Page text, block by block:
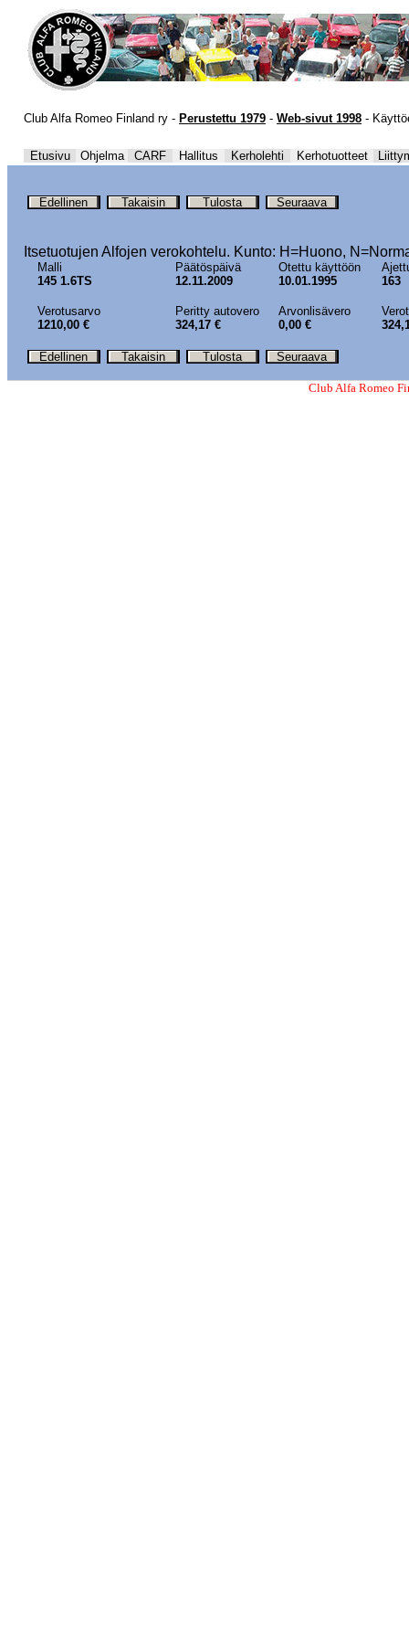
Club Alfa Romeo Finland ry - Perustettu 1979 - Web-sivut 1998 -
Etusivu Ohjelma CARF Hallitus Kerholehti Kerhotuotteet
Edellinen Takaisin Tulosta Seuraava
Itsetuotujen Alfojen verokohtelu. Kunto: H=Huono,
Malli Päätöspäivä Otettu käyttöön
145 1.6TS
12.11.2009 10.01.1995 163
Verotusarvo Peritty autovero Arvonlisävero
1210,00 €
324,17 € 0,00 €
Edellinen Takaisin Tulosta Seuraava
Club Alfa Romeo